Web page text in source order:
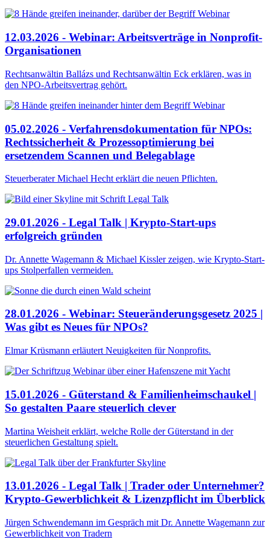
12.03.2026 - Webinar: Arbeitsverträge in Nonprofit-
Organisationen
Rechtsanwältin Ballázs und Rechtsanwältin Eck erklären, was in
den NPO-Arbeitsvertrag gehört.
05.02.2026 - Verfahrensdokumentation für NPOs:
Rechtssicherheit & Prozessoptimierung bei
ersetzendem Scannen und Belegablage
Steuerberater Michael Hecht erklärt die neuen Pflichten.
29.01.2026 - Legal Talk | Krypto-Start-ups
erfolgreich gründen
Dr. Annette Wagemann & Michael Kissler zeigen, wie Krypto-Start-
ups Stolperfallen vermeiden.
28.01.2026 - Webinar: Steueränderungsgesetz 2025 |
Was gibt es Neues für NPOs?
Elmar Krüsmann erläutert Neuigkeiten für Nonprofits.
15.01.2026 - Güterstand & Familienheimschaukel |
So gestalten Paare steuerlich clever
Martina Weisheit erklärt, welche Rolle der Güterstand in der
steuerlichen Gestaltung spielt.
13.01.2026 - Legal Talk | Trader oder Unternehmer?
Krypto-Gewerblichkeit & Lizenzpflicht im Überblick
Jürgen Schwendemann im Gespräch mit Dr. Annette Wagemann zur
Gewerblichkeit von Tradern